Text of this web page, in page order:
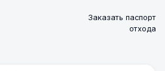
Заказать паспорт
отхода